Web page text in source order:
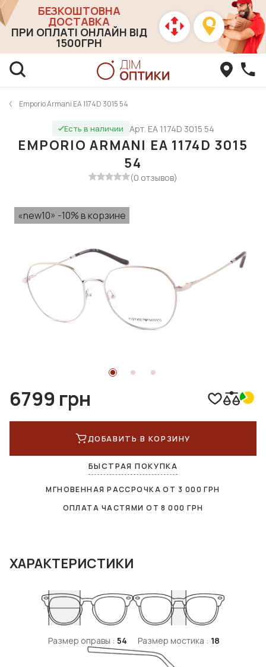
БЕЗКОШТОВНА
ДОСТАВКА
ПРИ ОПЛАТІ ОНЛАЙН ВІД
1500ГРН
Emporio Armani EA 1174D 3015 54
Есть в наличии Арт. EA 1174D 3015 54
EMPORIO ARMANI EA 1174D 3015
54
(0 отзывов)
«new10» -10% в корзине
6799 грн
ДОБАВИТЬ В КОРЗИНУ
БЫСТРАЯ ПОКУПКА
МГНОВЕННАЯ РАССРОЧКА ОТ 3 000 ГРН
ОПЛАТА ЧАСТЯМИ ОТ8 000 ГРН
ХАРАКТЕРИСТИКИ
Размер оправы : 54 Размер мостика : 18